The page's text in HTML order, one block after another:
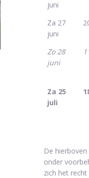
juni
Za 27
juni
Zo 28
juni
Za 25
juli
De
onder
zich het